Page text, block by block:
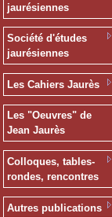
jaurésiennes
Société d'études
jaurésiennes
Les Cahiers Jaurès
Les "Oeuvres" de
Jean Jaurès
Colloques, tables-
rondes, rencontres
Autres publications